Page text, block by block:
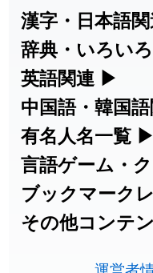
2026-08-06 「 」
2026-08-06 「 元旦
2026-08-06 「
2026-08-06
2026-08-06 胆石
2026-08-06 「下取
2026-08-06 「無性
漢字・日本語
漢字の読み方検
練習など、日本
集
人名漢字
手
漢字の書き方
辞典・いろい
部首・画数別の
名・駅名検索な
部首
常
英語関連 ▶
カタカナ語・
号、リスニング
カタカナ語の
英語
中国語・韓国
中国語のピンイ
入力など、アジ
手書き中
有名人名一覧 ▶
海外セレブやス
方・発音
海外有名人の
言語ゲーム・
四字熟語パズル
みながら
ブックマーク
ブラウザに登録
その他コンテ